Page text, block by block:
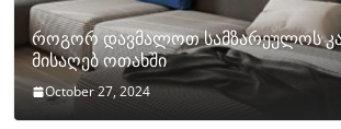
როგორ დავმალოთ სამზარეულოს
მისაღებ ოთახში
October 27, 2024